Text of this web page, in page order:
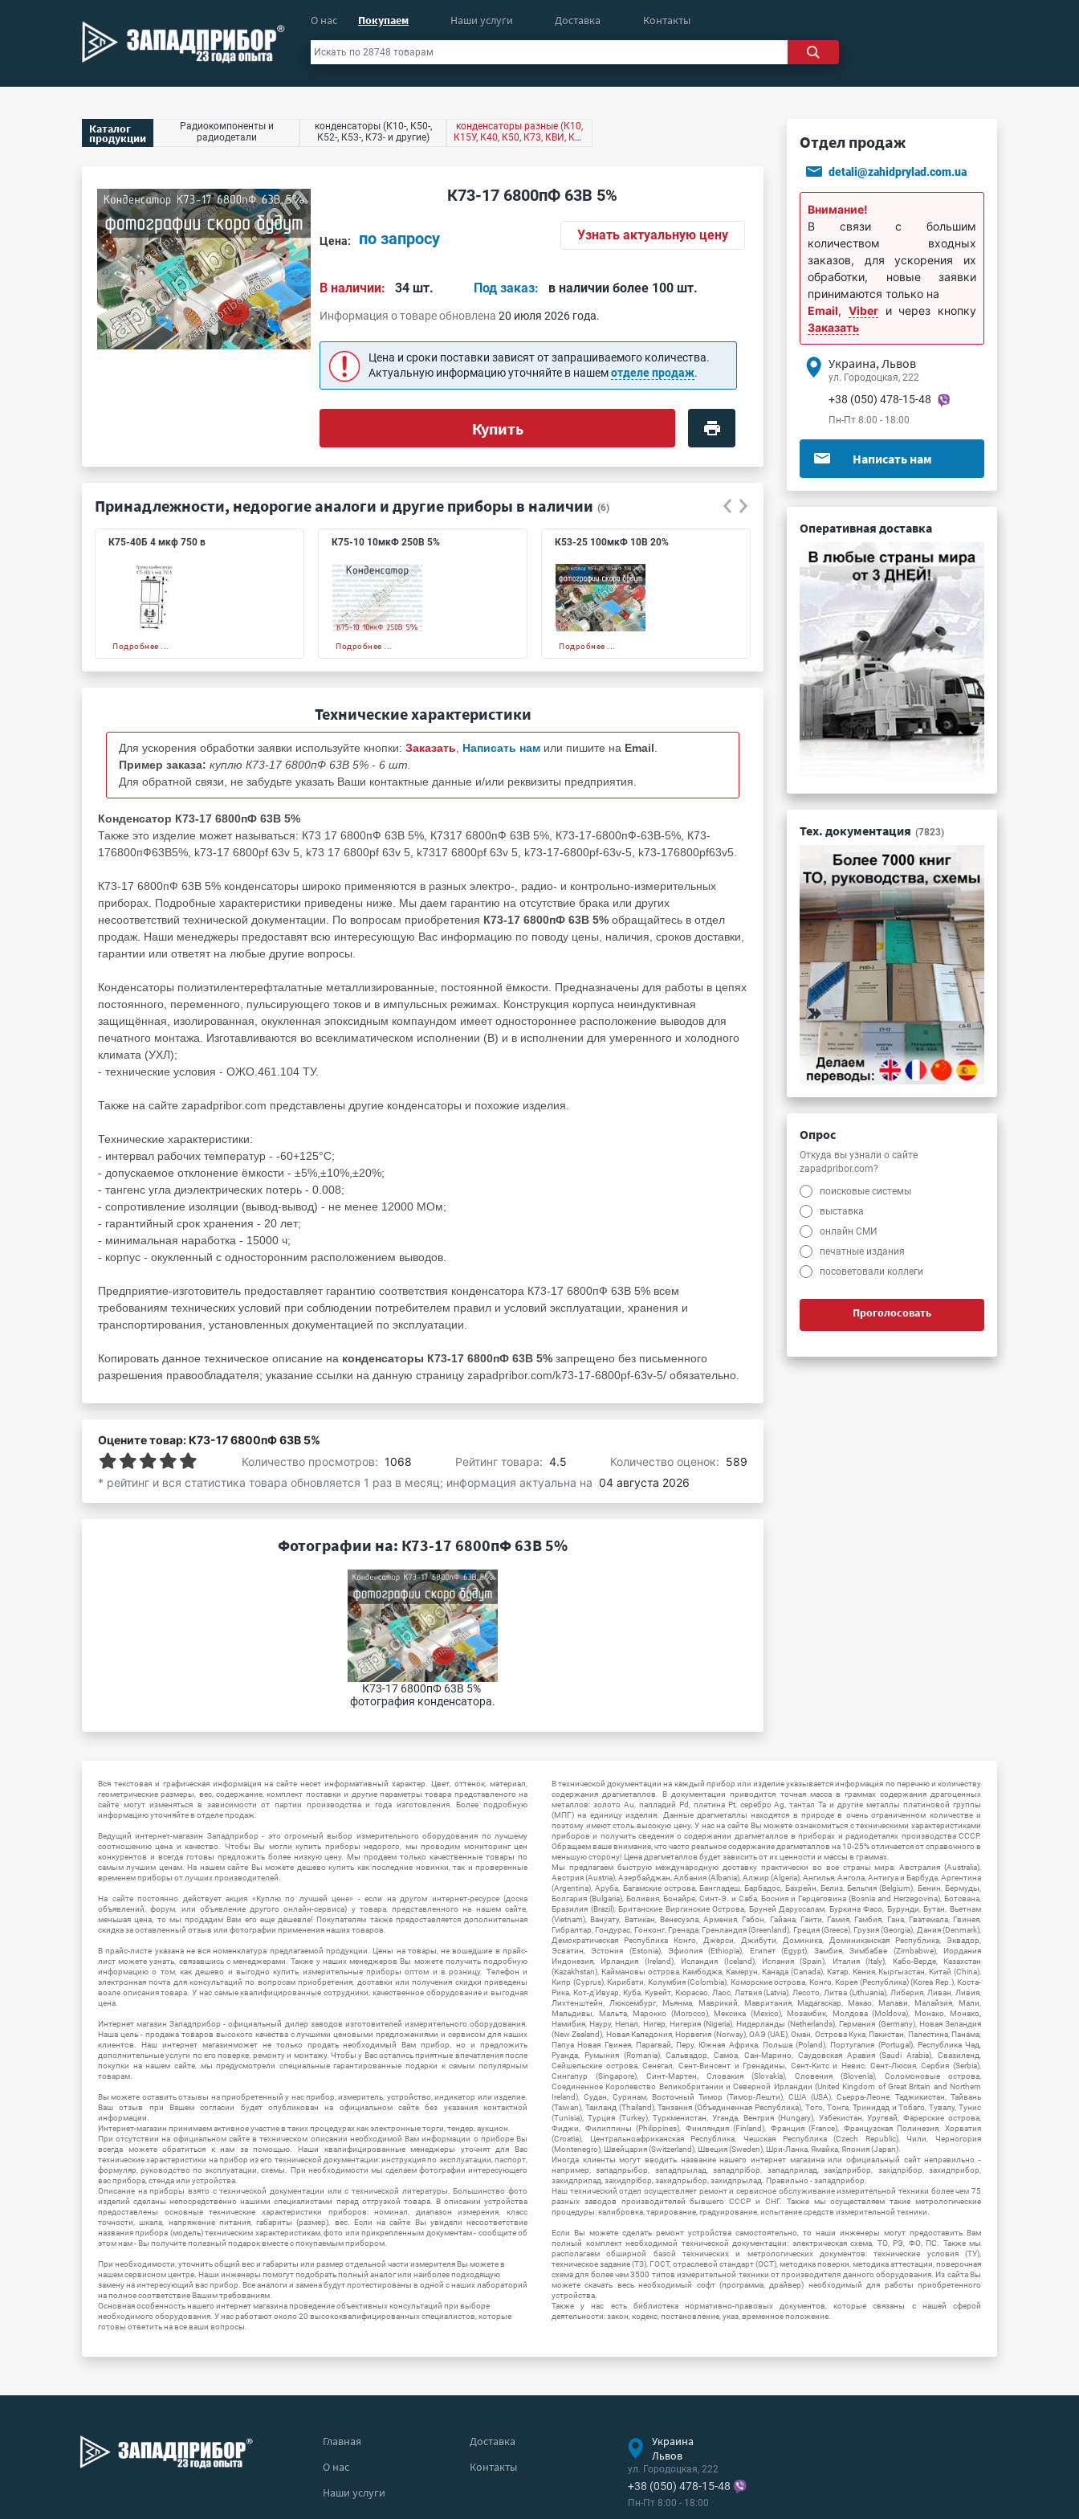
О нас Покупаем Наши услуги Доставка Контакты
Каталог
продукции
Радиокомпоненты и
радиодетали
конденсаторы (К10-, К50-,
К52-, К53-, К73- и другие)
конденсаторы разные (К10,
К15У, К40, К50, К73, КВИ, КМ,
К73-17 6800пФ 63В 5%
Цена: по запросу Узнать актуальную цену
В наличии: 34 шт. Под заказ: в наличии более 100 шт.
Информация о товаре обновлена20 июля 2026 года.
Цена и сроки поставки зависят от запрашиваемого количества.
Актуальную информацию уточняйте в нашемотделе продаж.
Купить
Принадлежности, недорогие аналоги и другие приборы в наличии (6)
К75-40Б 4 мкф 750 в
Подробнее ...
К75-10 10мкФ 250В 5%
Подробнее ...
К53-25 100мкФ 10В 20%
Подробнее ...
К53-56 100мкФ 3.2В 10%
Подробнее ...
Технические характеристики
Для ускорения обработки заявки используйте кнопки: Заказать Написать нам или пишите на Email
Пример заказа: куплю К73-17 6800пФ 63В 5% - 6 шт.
Для обратной связи, не забудьте указать Ваши контактные данные и/или реквизиты предприятия.
Конденсатор К73-17 6800пФ 63В 5%
Также это изделие может называться: К73 17 6800пФ 63В 5%, К7317 6800пФ 63В 5%, К73-17-6800пФ-63В-5%, К73-
176800пФ63В5%, k73-17 6800pf 63v 5, k73 17 6800pf 63v 5, k7317 6800pf 63v 5, k73-17-6800pf-63v-5, k73-176800pf63v5.
К73-17 6800пФ 63В 5% конденсаторы широко применяются в разных электро-, радио- и контрольно-измерительных
приборах. Подробные характеристики приведены ниже. Мы даем гарантию на отсутствие брака или других
несоответствий технической документации. По вопросам приобретения К73-17 6800пФ 63В 5% обращайтесь в отдел
продаж. Наши менеджеры предоставят всю интересующую Вас информацию по поводу цены, наличия, сроков доставки,
гарантии или ответят на любые другие вопросы.
Конденсаторы полиэтилентерефталатные металлизированные, постоянной ёмкости. Предназначены для работы в цепях
постоянного, переменного, пульсирующего токов и в импульсных режимах. Конструкция корпуса неиндуктивная
защищённая, изолированная, окукленная эпоксидным компаундом имеет одностороннее расположение выводов для
печатного монтажа. Изготавливаются во всеклиматическом исполнении (В) и в исполнении для умеренного и холодного
климата (УХЛ);
- технические условия - ОЖО.461.104 ТУ.
Также на сайте zapadpribor.com представлены другие конденсаторы и похожие изделия.
Технические характеристики:
- интервал рабочих температур - -60+125°C;
- допускаемое отклонение ёмкости - ±5%,±10%,±20%;
- тангенс угла диэлектрических потерь - 0.008;
- сопротивление изоляции (вывод-вывод) - не менее 12000 МОм;
- гарантийный срок хранения - 20 лет;
- минимальная наработка - 15000 ч;
- корпус - окукленный с односторонним расположением выводов.
Предприятие-изготовитель предоставляет гарантию соответствия конденсатора К73-17 6800пФ 63В 5% всем
требованиям технических условий при соблюдении потребителем правил и условий эксплуатации, хранения и
транспортирования, установленных документацией по эксплуатации.
Копировать данное техническое описание на конденсаторы К73-17 6800пФ 63В 5% запрещено без письменного
разрешения правообладателя; указание ссылки на данную страницу zapadpribor.com/k73-17-6800pf-63v-5/ обязательно.
Оцените товар: К73-17 6800пФ 63В 5%
Количество просмотров: 1068 Рейтинг товара: 4.5 Количество оценок: 589
* рейтинг и вся статистика товара обновляется 1 раз в месяц; информация актуальна на 04 августа 2026
Фотографии на: К73-17 6800пФ 63В 5%
К73-17 6800пФ 63В 5%
фотография конденсатора.
Отдел продаж
detali@zahidprylad.com.ua
Внимание!
В связи с большим
количеством входных
заказов, для ускорения их
обработки, новые заявки
принимаются только на
Email, Viberи через кнопку
Заказать
Украина, Львов
ул. Городоцкая, 222
+38 (050) 478-15-48
Пн-Пт 8:00 - 18:00
Написать нам
Оперативная доставка
Тех. документация (7823)
Опрос
Откуда вы узнали о сайте
zapadpribor.com?
поисковые системы
выставка
онлайн СМИ
печатные издания
посоветовали коллеги
Проголосовать
Вся текстовая и графическая информация на сайте несет информативный характер. Цвет, оттенок, материал,
геометрические размеры, вес, содержание, комплект поставки и другие параметры товара представленого на
сайте могут изменяться в зависимости от партии производства и года изготовления. Более подробную
информацию уточняйте в отделе продаж.
Ведущий интернет-магазин Западприбор - это огромный выбор измерительного оборудования по лучшему
соотношению цена и качество. Чтобы Вы могли купить приборы недорого, мы проводим мониторинг цен
конкурентов и всегда готовы предложить более низкую цену. Мы продаем только качественные товары по
самым лучшим ценам. На нашем сайте Вы можете дешево купить как последние новинки, так и проверенные
временем приборы от лучших производителей.
На сайте постоянно действует акция «Куплю по лучшей цене» - если на другом интернет-ресурсе (доска
объявлений, форум, или объявление другого онлайн-сервиса) у товара, представленного на нашем сайте,
меньшая цена, то мы продадим Вам его еще дешевле! Покупателям также предоставляется дополнительная
скидка за оставленный отзыв или фотографии применения наших товаров.
В прайс-листе указана не вся номенклатура предлагаемой продукции. Цены на товары, не вошедшие в прайс-
лист можете узнать, связавшись с менеджерами. Также у наших менеджеров Вы можете получить подробную
информацию о том, как дешево и выгодно купить измерительные приборы оптом и в розницу. Телефон и
электронная почта для консультаций по вопросам приобретения, доставки или получения скидки приведены
возле описания товара. У нас самые квалифицированные сотрудники, качественное оборудование и выгодная
цена.
Интернет магазин Западприбор - официальный дилер заводов изготовителей измерительного оборудования.
Наша цель - продажа товаров высокого качества с лучшими ценовыми предложениями и сервисом для наших
клиентов. Наш интернет магазинможет не только продать необходимый Вам прибор, но и предложить
дополнительные услуги по его поверке, ремонту и монтажу. Чтобы у Вас остались приятные впечатления после
покупки на нашем сайте, мы предусмотрели специальные гарантированные подарки к самым популярным
товарам.
Вы можете оставить отзывы на приобретенный у нас прибор, измеритель, устройство, индикатор или изделие.
Ваш отзыв при Вашем согласии будет опубликован на официальном сайте без указания контактной
информации.
Интернет-магазин принимаем активное участие в таких процедурах как электронные торги, тендер, аукцион.
При отсутствии на официальном сайте в техническом описании необходимой Вам информации о приборе Вы
всегда можете обратиться к нам за помощью. Наши квалифицированные менеджеры уточнят для Вас
технические характеристики на прибор из его технической документации: инструкция по эксплуатации, паспорт,
формуляр, руководство по эксплуатации, схемы. При необходимости мы сделаем фотографии интересующего
вас прибора, стенда или устройства.
Описание на приборы взято с технической документации или с технической литературы. Большинство фото
изделий сделаны непосредственно нашими специалистами перед отгрузкой товара. В описании устройства
предоставлены основные технические характеристики приборов: номинал, диапазон измерения, класс
точности, шкала, напряжение питания, габариты (размер), вес. Если на сайте Вы увидели несоответствие
названия прибора (модель) техническим характеристикам, фото или прикрепленным документам - сообщите об
этом нам - Вы получите полезный подарок вместе с покупаемым прибором.
При необходимости, уточнить общий вес и габариты или размер отдельной части измерителя Вы можете в
нашем сервисном центре. Наши инженеры помогут подобрать полный аналог или наиболее подходящую
замену на интересующий вас прибор. Все аналоги и замена будут протестированы в одной с наших лабораторий
на полное соответствие Вашим требованиям.
Основная особенность нашего интернет магазина проведение объективных консультаций при выборе
необходимого оборудования. У нас работают около 20 высококвалифицированных специалистов, которые
готовы ответить на все ваши вопросы.
В технической документации на каждый прибор или изделие указывается информация по перечню и количеству
содержания драгметаллов. В документации приводится точная масса в граммах содержания драгоценных
металлов: золото Au, палладий Pd, платина Pt, серебро Ag, тантал Ta и другие металлы платиновой группы
(МПГ) на единицу изделия. Данные драгметаллы находятся в природе в очень ограниченном количестве и
поэтому имеют столь высокую цену. У нас на сайте Вы можете ознакомиться с техническими характеристиками
приборов и получить сведения о содержании драгметаллов в приборах и радиодеталях производства СССР.
Обращаем ваше внимание, что часто реальное содержание драгметаллов на 10-25% отличается от справочного в
меньшую сторону! Цена драгметаллов будет зависить от их ценности и массы в граммах.
Мы предлагаем быструю международную доставку практически во все страны мира: Австралия (Australia),
Австрия (Austria), Азербайджан, Албания (Albania), Алжир (Algeria), Ангилья, Ангола, Антигуа и Барбуда, Аргентина
(Argentina), Аруба, Багамские острова, Бангладеш, Барбадос, Бахрейн, Белиз, Бельгия (Belgium), Бенин, Бермуды,
Болгария (Bulgaria), Боливия, Бонайре, Синт-Э. и Саба, Босния и Герцеговина (Bosnia and Herzegovina), Ботсвана,
Бразилия (Brazil), Британские Виргинские Острова, Бруней Даруссалам, Буркина Фасо, Бурунди, Бутан, Вьетнам
(Vietnam), Вануату, Ватикан, Венесуэла, Армения, Габон, Гайана, Гаити, Гамия, Гамбия, Гана, Гватемала, Гвинея,
Гибралтар, Гондурас, Гонконг, Гренада, Гренландия (Greenland), Греция (Greece), Грузия (Georgia), Дания (Denmark),
Демократическая Республика Конго, Джерси, Джибути, Доминика, Доминиканская Республика, Эквадор,
Эсватин, Эстония (Estonia), Эфиопия (Ethiopia), Египет (Egypt), Замбия, Зимбабве (Zimbabwe), Иордания
Индонезия, Ирландия (Ireland), Исландия (Iceland), Испания (Spain), Италия (Italy), Кабо-Верде, Казахстан
(Kazakhstan), Каймановы острова, Камбоджа, Камерун, Канада (Canada), Катар, Кения, Кыргызстан, Китай (China),
Кипр (Cyprus), Кирибати, Колумбия (Colombia), Коморские острова, Конго, Корея (Республика) (Korea Rep.), Коста-
Рика, Кот-д'Ивуар, Куба, Кувейт, Кюрасао, Лаос, Латвия (Latvia), Лесото, Литва (Lithuania), Либерия, Ливан, Ливия,
Лихтенштейн, Люксембург, Мьянма, Маврикий, Мавритания, Мадагаскар, Макао, Малави, Малайзия, Мали,
Мальдивы, Мальта, Марокко (Morocco), Мексика (Mexico), Мозамбик, Молдова (Moldova), Монако, Монако,
Намибия, Науру, Непал, Нигер, Нигерия (Nigeria), Нидерланды (Netherlands), Германия (Germany), Новая Зеландия
(New Zealand), Новая Каледония, Норвегия (Norway), ОАЭ (UAE), Оман, Острова Кука, Пакистан, Палестина, Панама,
Папуа Новая Гвинея, Парагвай, Перу, Южная Африка, Польша (Poland), Португалия (Portugal), Республика Чад,
Руанда, Румыния (Romania), Сальвадор, Самоа, Сан-Марино, Саудовская Аравия (Saudi Arabia), Свазиленд,
Сейшельские острова, Сенегал, Сент-Винсент и Гренадины, Сент-Китс и Невис, Сент-Люсия, Сербия (Serbia),
Сингапур (Singapore), Синт-Мартен, Словакия (Slovakia), Словения (Slovenia), Соломоновые острова,
Соединенное Королевство Великобритании и Северной Ирландии (United Kingdom of Great Britain and Northern
Ireland), Судан, Суринам, Восточный Тимор (Тимор-Лешти), США (USA), Сьерра-Леоне, Таджикистан, Тайвань
(Taiwan), Таиланд (Thailand), Танзания (Объединенная Республика), Того, Тонга, Тринидад и Тобаго, Тувалу, Тунис
(Tunisia), Турция (Turkey), Туркменистан, Уганда, Венгрия (Hungary), Узбекистан, Уругвай, Фарерские острова,
Фиджи, Филиппины (Philippines), Финляндия (Finland), Франция (France), Французская Полинезия, Хорватия
(Croatia), Центральноафриканская Республика, Чешская Республика (Czech Republic), Чили, Черногория
(Montenegro), Швейцария (Switzerland), Швеция (Sweden), Шри-Ланка, Ямайка, Япония (Japan).
Иногда клиенты могут вводить название нашего интернет магазина или официальный сайт неправильно -
например, западпрыбор, западпрылад, западпрібор, западприлад, західприбор, західпрібор, захидприбор,
захидприлад, захидпрібор, захидпрыбор, захидпрылад. Правильно - западприбор.
Наш технический отдел осуществляет ремонт и сервисное обслуживание измерительной техники более чем 75
разных заводов производителей бывшего СССР и СНГ. Также мы осуществляем такие метрологические
процедуры: калибровка, тарирование, градуирование, испытание средств измерительной техники.
Если Вы можете сделать ремонт устройства самостоятельно, то наши инженеры могут предоставить Вам
полный комплект необходимой технической документации: электрическая схема, ТО, РЭ, ФО, ПС. Также мы
располагаем обширной базой технических и метрологических документов: технические условия (ТУ),
техническое задание (ТЗ), ГОСТ, отраслевой стандарт (ОСТ), методика поверки, методика аттестации, поверочная
схема для более чем 3500 типов измерительной техники от производителя данного оборудования. Из сайта Вы
можете скачать весь необходимый софт (программа, драйвер) необходимый для работы приобретенного
устройства.
Также у нас есть библиотека нормативно-правовых документов, которые связаны с нашей сферой
деятельности: закон, кодекс, постановление, указ, временное положение.
Главная
Доставка
О нас
Контакты
Наши услуги
Украина
Львов
ул. Городоцкая, 222
+38 (050) 478-15-48
Пн-Пт 8:00 - 18:00